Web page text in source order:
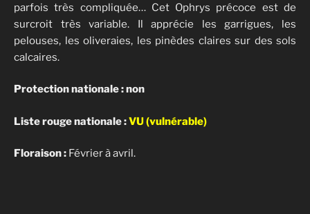
parfois très compliquée… Cet Ophrys précoce est de
surcroit très variable. Il apprécie les garrigues, les
pelouses, les oliveraies, les pinèdes claires sur des sols
calcaires.
Protection nationale : non
Liste rouge nationale :VU (vulnérable)
Floraison : Février à avril.